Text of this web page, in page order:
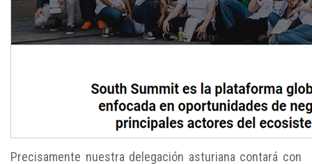
Precisamente nuestra delegación asturiana contará con